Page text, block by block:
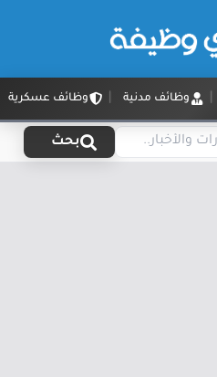
وظائف مدنية وظائف عسكرية
بحث